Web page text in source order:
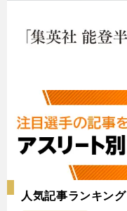
人気記事ランキング